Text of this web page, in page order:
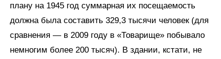
плану на 1945 год суммарная их посещаемость
должна была составить 329,3 тысячи человек (для
сравнения — в 2009 году в «Товарище» побывало
немногим более 200 тысяч). В здании, кстати, не